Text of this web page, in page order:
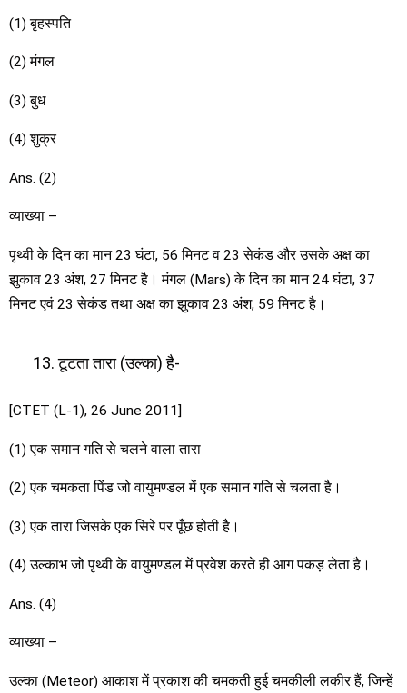
(1) बृहस्पति
(2) मंगल
(3) बुध
(4) शुक्र
Ans. (2)
व्याख्या –
पृथ्वी के दिन का मान 23 घंटा, 56 मिनट व 23 सेकंड और उसके अक्ष का
झुकाव 23 अंश, 27 मिनट है। मंगल (Mars) के दिन का मान 24 घंटा, 37
मिनट एवं 23 सेकंड तथा अक्ष का झुकाव 23 अंश, 59 मिनट है।
टूटता तारा (उल्का) है-
[CTET (L-1), 26 June 2011]
(1) एक समान गति से चलने वाला तारा
(2) एक चमकता पिंड जो वायुमण्डल में एक समान गति से चलता है।
(3) एक तारा जिसके एक सिरे पर पूँछ होती है।
(4) उल्काभ जो पृथ्वी के वायुमण्डल में प्रवेश करते ही आग पकड़ लेता है।
Ans. (4)
व्याख्या –
उल्का (Meteor) आकाश में प्रकाश की चमकती हुई चमकीली लकीर हैं, जिन्हें